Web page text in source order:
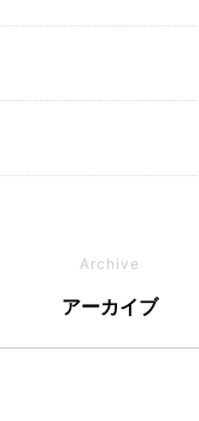
Archive
アーカイブ